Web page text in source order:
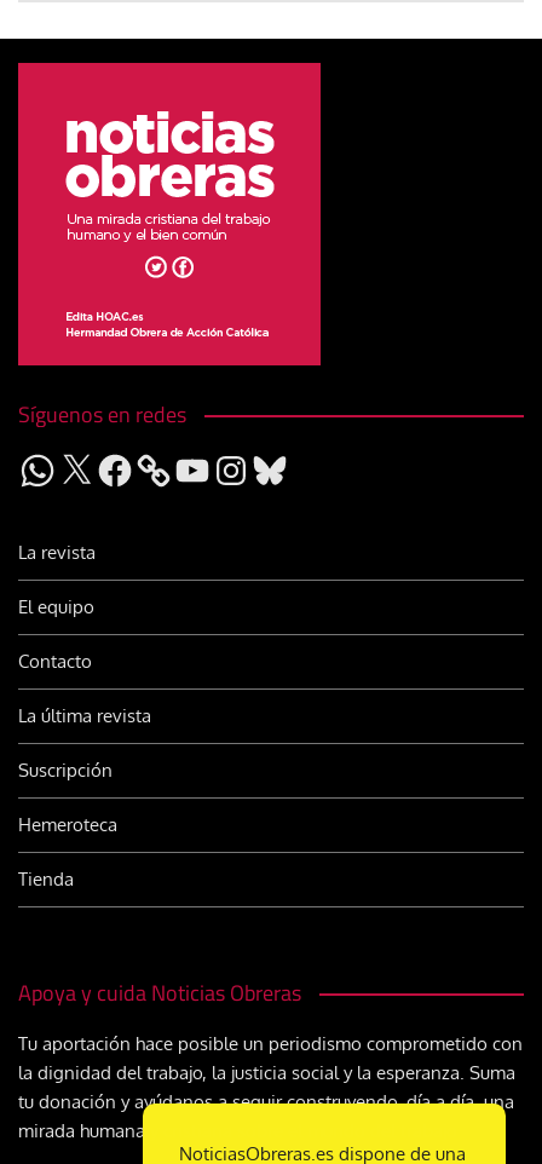
Síguenos en redes
WhatsApp
X Facebook YouTubeInstagram
Bluesky
La revista
El equipo
Contacto
La última revista
Suscripción
Hemeroteca
Tienda
Apoya y cuida Noticias Obreras
Tu aportación hace posible un periodismo comprometido con
la dignidad del trabajo, la justicia social y la esperanza. Suma
tu donación y ayúdanos a seguir construyendo, día a día, una
mirada humana y cristiana sobre el mundo del trabajo
NoticiasObreras.es dispone de una